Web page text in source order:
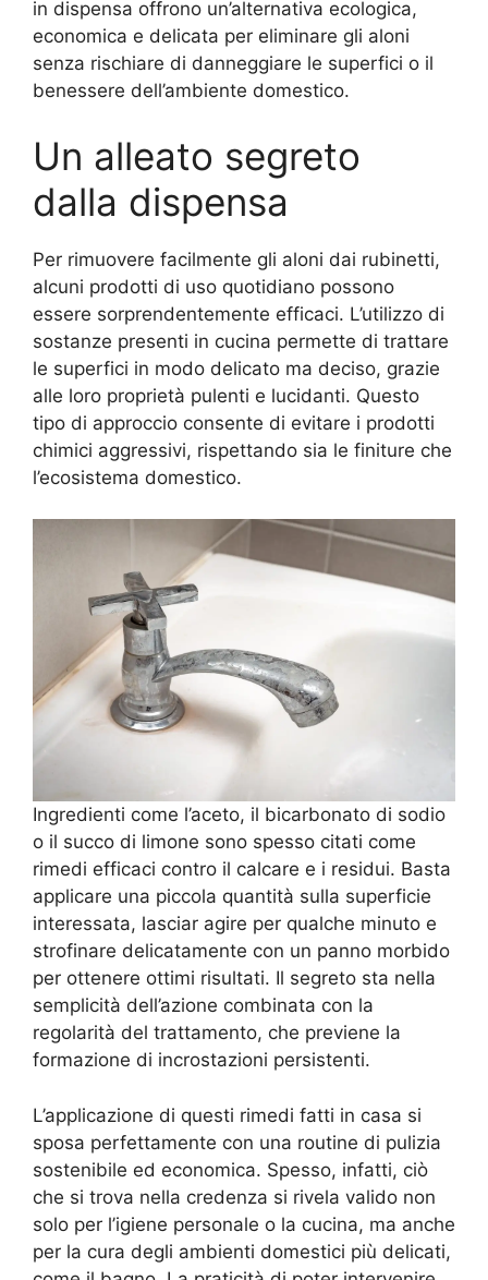
in dispensa offrono un’alternativa ecologica,
economica e delicata per eliminare gli aloni
senza rischiare di danneggiare le superfici o il
benessere dell’ambiente domestico.
Un alleato segreto
dalla dispensa
Per rimuovere facilmente gli aloni dai rubinetti,
alcuni prodotti di uso quotidiano possono
essere sorprendentemente efficaci. L’utilizzo di
sostanze presenti in cucina permette di trattare
le superfici in modo delicato ma deciso, grazie
alle loro proprietà pulenti e lucidanti. Questo
tipo di approccio consente di evitare i prodotti
chimici aggressivi, rispettando sia le finiture che
l’ecosistema domestico.
Ingredienti come l’aceto, il bicarbonato di sodio
o il succo di limone sono spesso citati come
rimedi efficaci contro il calcare e i residui. Basta
applicare una piccola quantità sulla superficie
interessata, lasciar agire per qualche minuto e
strofinare delicatamente con un panno morbido
per ottenere ottimi risultati. Il segreto sta nella
semplicità dell’azione combinata con la
regolarità del trattamento, che previene la
formazione di incrostazioni persistenti.
L’applicazione di questi rimedi fatti in casa si
sposa perfettamente con una routine di pulizia
sostenibile ed economica. Spesso, infatti, ciò
che si trova nella credenza si rivela valido non
solo per l’igiene personale o la cucina, ma anche
per la cura degli ambienti domestici più delicati,